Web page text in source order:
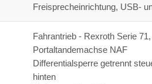
Freisprecheinrichtung, USB-
Fahrantrieb - Rexroth Serie
Portaltandemachse NAF
Differentialsperre getrennt
hinten